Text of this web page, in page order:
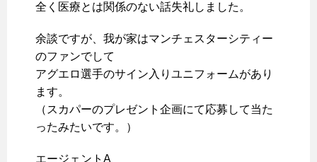
全く医療とは関係のない話失礼しました。
余談ですが、我が家はマンチェスターシティー
のファンでして
アグエロ選手のサイン入りユニフォームがあり
ます。
（スカパーのプレゼント企画にて応募して当た
ったみたいです。）
エージェントA